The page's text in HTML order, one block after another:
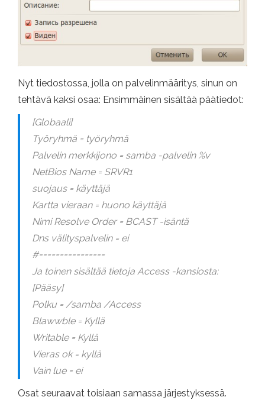
Nyt tiedostossa, jolla on palvelinmääritys, sinun on
tehtävä kaksi osaa: Ensimmäinen sisältää päätiedot:
[Globaali]
Työryhmä = työryhmä
Palvelin merkkijono = samba -palvelin %v
NetBios Name = SRVR1
suojaus = käyttäjä
Kartta vieraan = huono käyttäjä
Nimi Resolve Order = BCAST -isäntä
Dns välityspalvelin = ei
#================
Ja toinen sisältää tietoja Access -kansiosta:
[Pääsy]
Polku = /samba /Access
Blawwble = Kyllä
Writable = Kyllä
Vieras ok = kyllä
Vain lue = ei
Osat seuraavat toisiaan samassa järjestyksessä.